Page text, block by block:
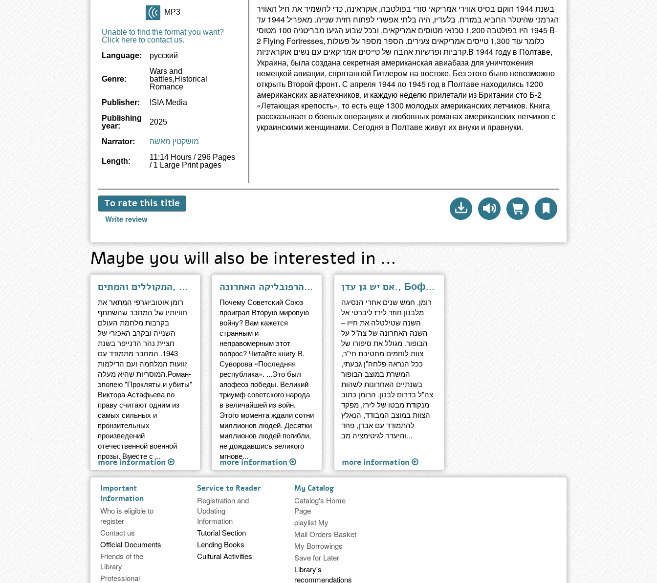
MP3
Unable to find the format you want?
Click here to contact us.
Language:
русский
Genre:
Wars and
battles,Historical
Romance
Publisher:
ISIA Media
Publishing
year:
2025
Narrator: מושקטין מאשה
Length:
11:14 Hours / 296 Pages
/ 1 Large Print pages
בשנת 1944 הוקם בסיס אווירי אמריקאי סודי בפולטבה, אוקראינה, כדי להשמיד את חיל האוויר
הגרמני שהיטלר החביא במזרח. בלעדיו, היה בלתי אפשרי לפתוח חזית שנייה. מאפריל 1944 עד
1945 היו בפולטבה 1,200 טכנאי מטוסים אמריקאים, ובכל שבוע הגיעו מבריטניה 100 מטוסי B-
2 Flying Fortresses, כלומר עוד 1,300 טייסים אמריקאים צעירים. הספר מספר על פעולות
קרביות ופרשיות אהבה של טייסים אמריקאים עם נשים אוקראיניות.В 1944 году в Полтаве,
Украина, была создана секретная американская авиабаза для уничтожения
немецкой авиации, спрятанной Гитлером на востоке. Без этого было невозможно
открыть Второй фронт. С апреля 1944 по 1945 год в Полтаве находились 1200
американских авиатехников, и каждую неделю прилетали из Британии сто Б-2
«Летающая крепость», то есть еще 1300 молодых американских летчиков. Книга
рассказывает о боевых операциях и любовных романах американских летчиков с
украинскими женщинами. Сегодня в Полтаве живут их внуки и правнуки.
To rate this title
Write review
Maybe you will also be interested in …
המקוללים והמתים, Прокляты и убиты
רומן אוטוביוגרפי המתאר את
חוויותיו של המחבר שהשתתף
בקרבות מלחמת העולם
השנייה ובקרב האכזרי של
חציית נהר הדנייפר בשנת
1943. המחבר מתמודד עם
זוועות המלחמה ועם הדילמות
המוסריות שהיא מעלה.Роман-
эпопею "Прокляты и убиты"
Виктора Астафьева по
праву считают одним из
самых сильных и
пронзительных
произведений
отечественной военной
прозы. Вместе с ...
more information
הרפובליקה האחרונה., Последняя республика
Почему Советский Союз
проиграл Вторую мировую
войну? Вам кажется
странным и
неправомерным этот
вопрос? Читайте книгу В.
Суворова «Последняя
республика». ...Это был
апофеоз победы. Великий
триумф советского народа
в величайшей из войн.
Этого момента ждали сотни
миллионов людей. Десятки
миллионов людей погибли,
не дождавшись великого
мгнове...
more information
אם יש גן עדן., Бофор
רומן. חמש שנים אחרי הנסיגה
מלבנון חוזר לירז ליברטי אל
השנה שטילטלה את חייו –
השנה האחרונה של צה"ל על
הבופור. מגולל את סיפורו של
צוות לוחמים מחטיבת חי"ר,
ככל הנראה פלחה"ן גבעתי,
המשרת במוצב הבופור
בשנתיים האחרונות לשהות
צה"ל בדרום לבנון. הרומן כתוב
מנקודת מבטו של לירז, מפקד
הצוות במוצב המבודד, הנאלץ
להתמודד עם אבדן, פחד
והיעדר לגיטימציה מב...
more information
Important
Information
Who is eligible to
register
Contact us
Official Documents
Friends of the
Library
Professional
Service to Reader
Registration and
Updating
Information
Tutorial Section
Lending Books
Cultural Activities
My Catalog
Catalog's Home
Page
playlist My
Mail Orders Basket
My Borrowings
Save for Later
Library's
recommendations